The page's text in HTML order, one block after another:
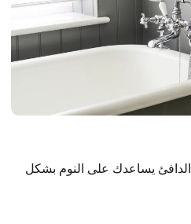
الدافئ يساعدك على النوم بشكل